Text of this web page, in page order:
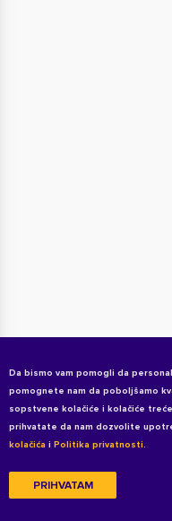
Da bismo vam pomogli da
pomognete nam da poboljšamo
sopstvene kolačiće i kolačiće
prihvatate da nam dozvolite
kolačića i Politika privatnosti.
PRIHVATAM